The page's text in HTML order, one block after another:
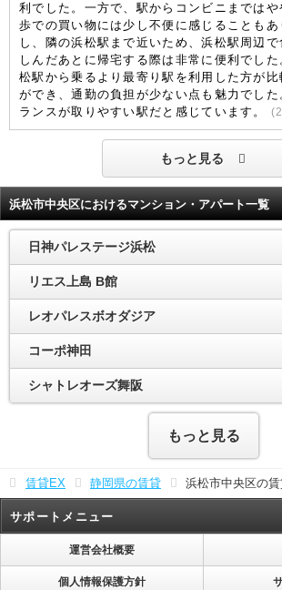
利でした。一方で、駅からコンビニまでは
歩での買い物には少し不便に感じることも
し、隣の浜松駅まで近いため、浜松駅周辺
しんだあとに帰宅する際は非常に便利でし
松駅から乗るより最寄り駅を利用した方が比
ができ、通勤の負担が少ない点も魅力でし
ランスが取りやすい駅だと感じています。
(
もっと見る
浜松市中央区におけるマンション・アパート一覧
日神パレステージ浜松
リエス上島 B館
レオパレスボオダジア
コーポ神田
シャトレオーズ舞阪
もっと見る
賃貸EX 静岡県の賃貸 浜松市中央区の
サポートメニュー
運営会社概要
個人情報保護方針